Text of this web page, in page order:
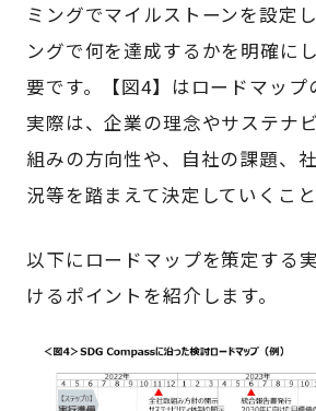
ミングでマイルストーンを設定
ングで何を達成するかを明確に
要です。【図4】はロードマップ
実際は、企業の理念やサステナ
組みの方向性や、自社の課題、
況等を踏まえて決定していくこと
以下にロードマップを策定する
けるポイントを紹介します。